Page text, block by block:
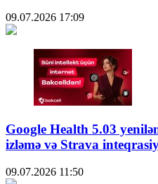
09.07.2026 17:09
Google Health 5.03
izləmə və Strava
09.07.2026 11:50